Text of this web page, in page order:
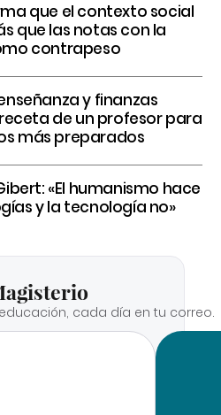
que el contexto social
que las notas con la
contrapeso
y finanzas
de un profesor para
más preparados
«El humanismo hace
y la tecnología no»
cada día en tu correo.